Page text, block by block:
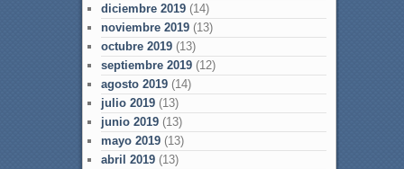
diciembre 2019(14)
noviembre 2019(13)
octubre 2019(13)
septiembre 2019(12)
agosto 2019(14)
julio 2019(13)
junio 2019(13)
mayo 2019(13)
abril 2019(13)